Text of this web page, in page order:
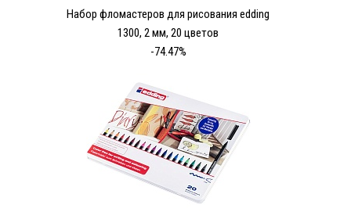
Набор фломастеров для рисования edding
1300, 2 мм, 20 цветов
-74.47%